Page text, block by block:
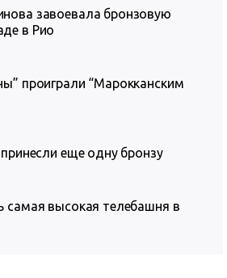
завоевала бронзовую
в Рио
проиграли “Марокканским
принесли еще одну бронзу
самая высокая телебашня в